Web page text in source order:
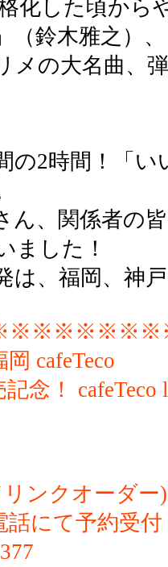
化した頃から
鈴木雅之）、
メの大名曲、
の2時間！「い
ん、関係者の
ました！
は、福岡、神
cafeTeco
記念！ cafeTeco
ンクオーダー)
話にて予約受付